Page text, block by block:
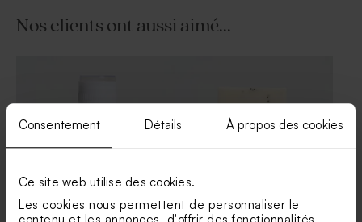
Consentement Détails À propos des cookies
Ce site web utilise des cookies.
Les cookies nous permettent de personnaliser le
Stickers communion
colombe champêtre
Nos clients ont aussi aimé...